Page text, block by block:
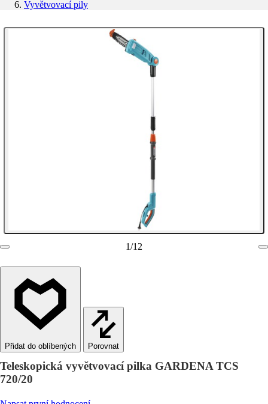
Vyvětvovací pily
1/12
Porovnat
Teleskopická vyvětvovací pilka GARDENA TCS
720/20